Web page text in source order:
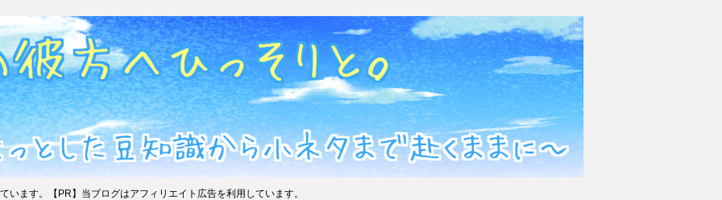
います。【PR】当ブログはアフィリエイト広告を利用しています。